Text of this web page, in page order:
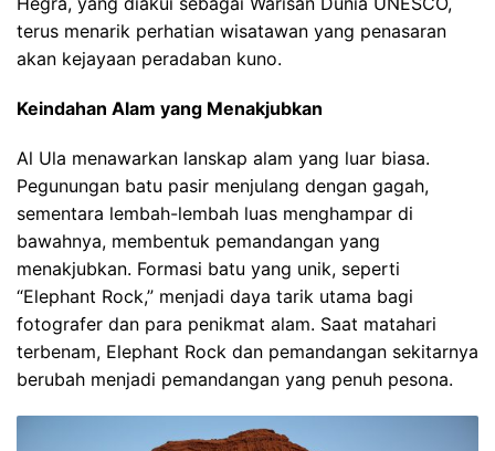
terus menarik perhatian wisatawan yang penasaran
akan kejayaan peradaban kuno.
Keindahan Alam yang Menakjubkan
Al Ula menawarkan lanskap alam yang luar biasa.
Pegunungan batu pasir menjulang dengan gagah,
sementara lembah-lembah luas menghampar di
bawahnya, membentuk pemandangan yang
menakjubkan. Formasi batu yang unik, seperti
“Elephant Rock,” menjadi daya tarik utama bagi
fotografer dan para penikmat alam. Saat matahari
terbenam, Elephant Rock dan pemandangan sekitarnya
berubah menjadi pemandangan yang penuh pesona.